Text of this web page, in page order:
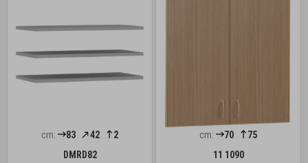
cm: 83 42
2
DMRD82
cm: 70
75
11 1090